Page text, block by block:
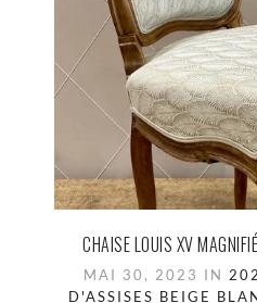
CHAISE LOUIS XV
MAI 30, 2023 IN
D'ASSISES BEIGE